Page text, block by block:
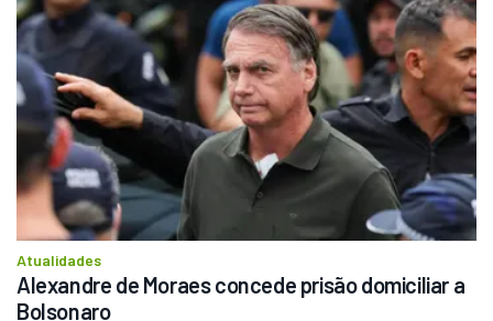
Atualidades
Alexandre de Moraes concede prisão domiciliar a
Bolsonaro